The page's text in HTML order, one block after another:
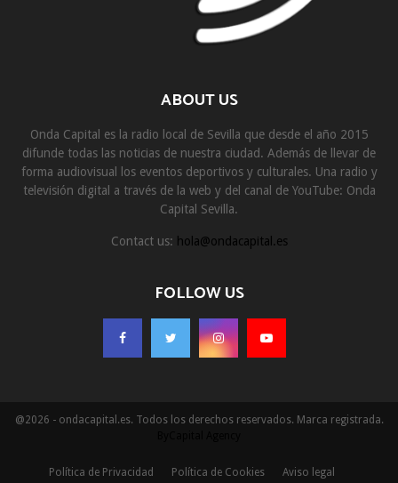
ABOUT US
Onda Capital es la radio local de Sevilla que desde el año 2015
difunde todas las noticias de nuestra ciudad. Además de llevar de
forma audiovisual los eventos deportivos y culturales. Una radio y
televisión digital a través de la web y del canal de YouTube: Onda
Capital Sevilla.
Contact us: hola@ondacapital.es
FOLLOW US
@2026 - ondacapital.es. Todos los derechos reservados. Marca registrada.
Política de Privacidad Política de Cookies Aviso legal